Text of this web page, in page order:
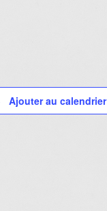
Ajouter au calendrier